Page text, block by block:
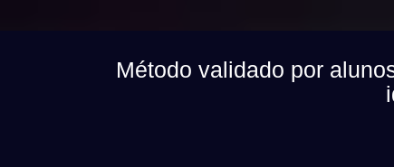
Método validado por